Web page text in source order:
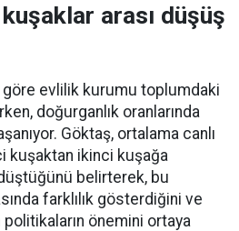
arası düşüş
göre evlilik kurumu toplumdaki
doğurganlık oranlarında
Göktaş, ortalama canlı
kuşaktan ikinci kuşağa
belirterek, bu
farklılık gösterdiğini ve
önemini ortaya